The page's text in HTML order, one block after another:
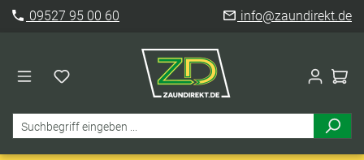
09527 95 00 60 info@zaundirekt.de